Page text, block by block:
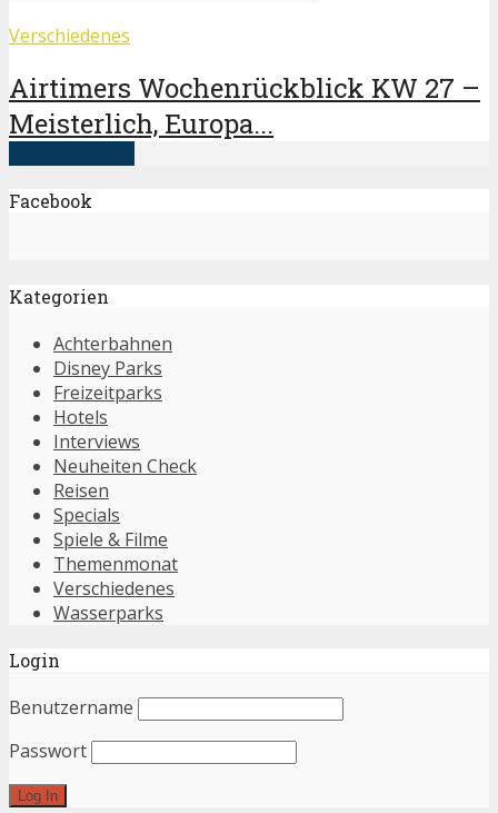
Verschiedenes
Airtimers Wochenrückblick KW 27 –
Meisterlich, Europa...
Facebook
Kategorien
Achterbahnen
Disney Parks
Freizeitparks
Hotels
Interviews
Neuheiten Check
Reisen
Specials
Spiele & Filme
Themenmonat
Verschiedenes
Wasserparks
Login
Benutzername
Passwort